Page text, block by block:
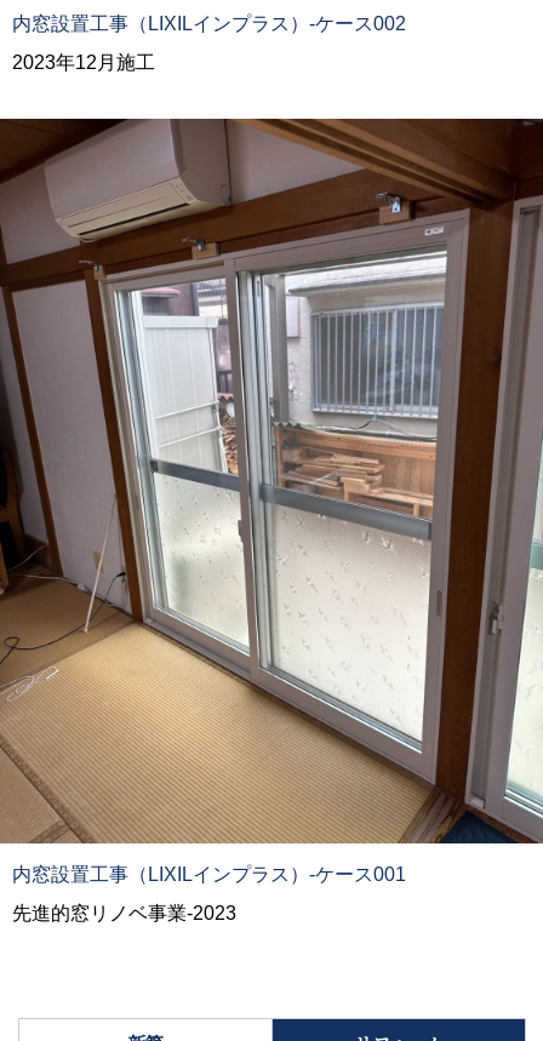
内窓設置工事（LIXILインプラス）-ケース002
2023年12月施工
内窓設置工事（LIXILインプラス）-ケース001
先進的窓リノベ事業-2023